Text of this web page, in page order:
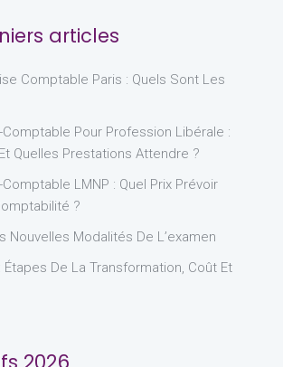
articles
Comptable Paris : Quels Sont Les
Comptable Pour Profession Libérale :
Quelles Prestations Attendre ?
LMNP : Quel Prix Prévoir
?
Nouvelles Modalités De L’examen
Étapes De La Transformation, Coût Et